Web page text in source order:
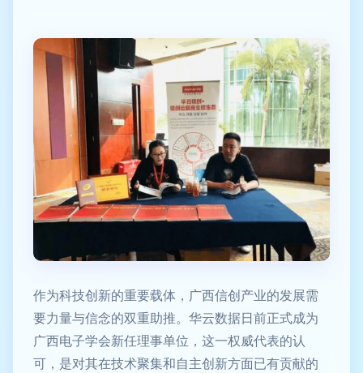
作为科技创新的重要载体，广西信创产业的发展需
要力量与信念的双重助推。华云数据日前正式成为
广西电子学会新任理事单位，这一权威代表的认
可，是对其在技术聚集和自主创新方面已有贡献的